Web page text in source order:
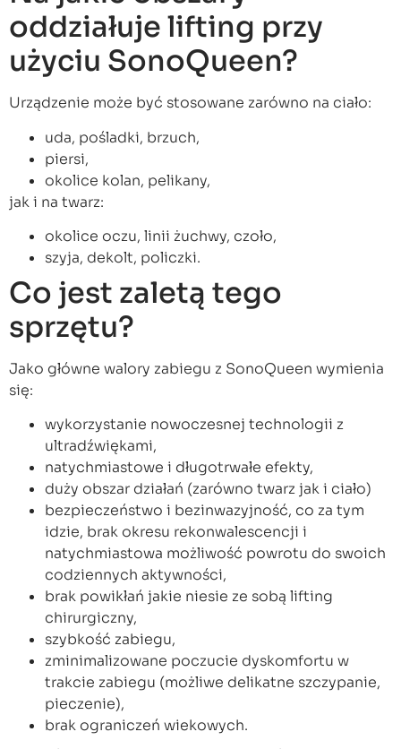
oddziałuje lifting przy
użyciu SonoQueen?
Urządzenie może być stosowane zarówno na ciało:
uda, pośladki, brzuch,
piersi,
okolice kolan, pelikany,
jak i na twarz:
okolice oczu, linii żuchwy, czoło,
szyja, dekolt, policzki.
Co jest zaletą tego
sprzętu?
Jako główne walory zabiegu z SonoQueen wymienia
się:
wykorzystanie nowoczesnej technologii z
ultradźwiękami,
natychmiastowe i długotrwałe efekty,
duży obszar działań (zarówno twarz jak i ciało)
bezpieczeństwo i bezinwazyjność, co za tym
idzie, brak okresu rekonwalescencji i
natychmiastowa możliwość powrotu do swoich
codziennych aktywności,
brak powikłań jakie niesie ze sobą lifting
chirurgiczny,
szybkość zabiegu,
zminimalizowane poczucie dyskomfortu w
trakcie zabiegu (możliwe delikatne szczypanie,
pieczenie),
brak ograniczeń wiekowych.